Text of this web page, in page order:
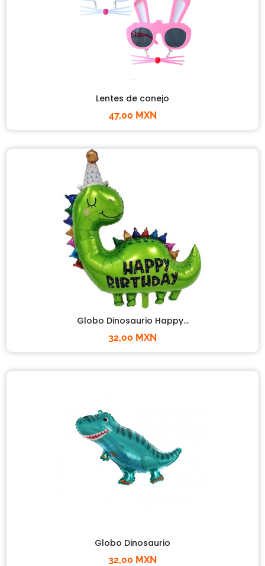
Lentes de conejo
47,00 MXN
Globo Dinosaurio Happy...
32,00 MXN
Globo Dinosaurio
32,00 MXN